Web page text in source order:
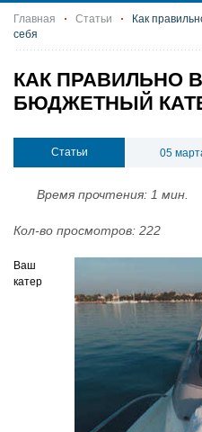
Главная Статьи
Как
себя
КАК ПРАВИЛЬНО
БЮДЖЕТНЫЙ
Статьи 05
Время прочтения: 1 мин.
Кол-во просмотров: 222
Ваш
катер